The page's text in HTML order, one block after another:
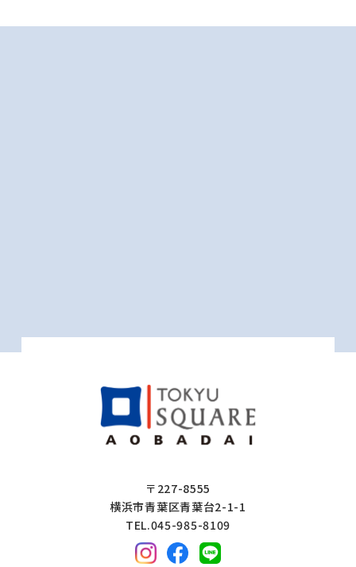
〒227-8555
横浜市青葉区青葉台2-1-1
TEL.045-985-8109